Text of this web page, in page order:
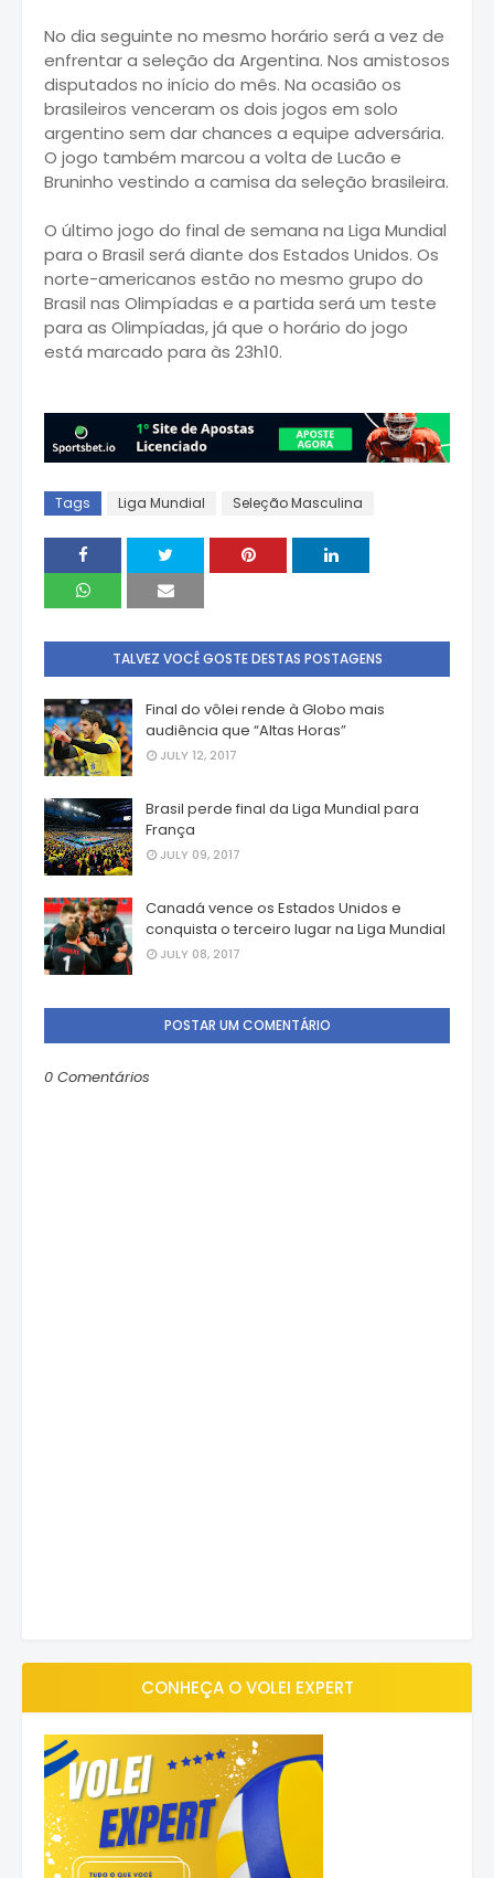
No dia seguinte no mesmo horário será a vez de
enfrentar a seleção da Argentina. Nos amistosos
disputados no início do mês. Na ocasião os
brasileiros venceram os dois jogos em solo
argentino sem dar chances a equipe adversária.
O jogo também marcou a volta de Lucão e
Bruninho vestindo a camisa da seleção brasileira.
O último jogo do final de semana na Liga Mundial
para o Brasil será diante dos Estados Unidos. Os
norte-americanos estão no mesmo grupo do
Brasil nas Olimpíadas e a partida será um teste
para as Olimpíadas, já que o horário do jogo
está marcado para às 23h10.
Tags Liga Mundial Seleção Masculina
TALVEZ VOCÊ GOSTE DESTAS POSTAGENS
Final do vôlei rende à Globo mais
audiência que “Altas Horas”
JULY 12, 2017
Brasil perde final da Liga Mundial para
França
JULY 09, 2017
Canadá vence os Estados Unidos e
conquista o terceiro lugar na Liga Mundial
JULY 08, 2017
POSTAR UM COMENTÁRIO
0 Comentários
CONHEÇA O VOLEI EXPERT